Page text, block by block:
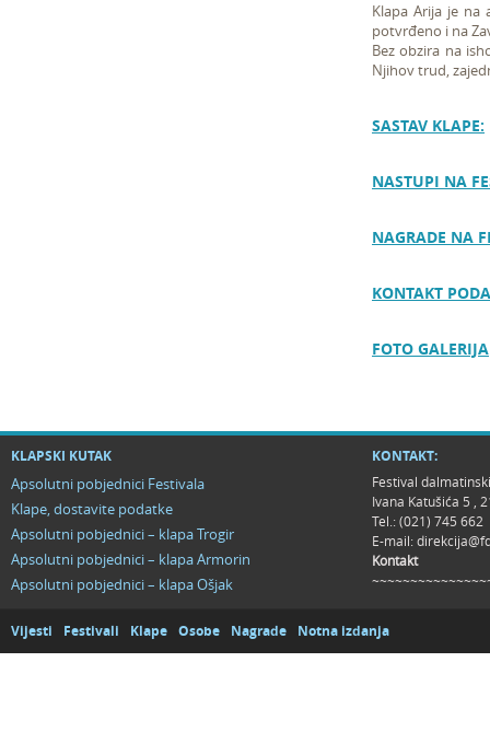
Klapa Arija je na
potvrđeno i na
Bez obzira na
Njihov trud,
SASTAV KLAPE:
NASTUPI NA
NAGRADE NA
KONTAKT
FOTO GALERIJA
KLAPSKI KUTAK
Apsolutni pobjednici Festivala
Klape, dostavite podatke
Apsolutni pobjednici – klapa Trogir
Apsolutni pobjednici – klapa Armorin
Apsolutni pobjednici – klapa Ošjak
KONTAKT:
Festival
Ivana Katušića 5 ,
Tel.: (021) 745 662
E-mail:
Kontakt
Vijesti Festivali Klape Osobe Nagrade Notna izdanja